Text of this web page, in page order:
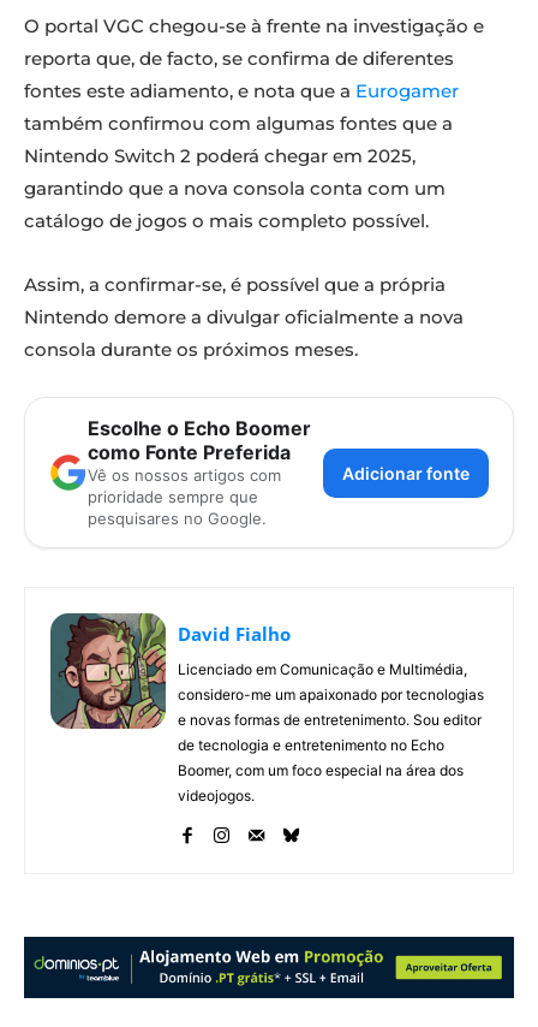
O portal VGC chegou-se à frente na investigação e
reporta que, de facto, se confirma de diferentes
fontes este adiamento, e nota que a Eurogamer
também confirmou com algumas fontes que a
Nintendo Switch 2 poderá chegar em 2025,
garantindo que a nova consola conta com um
catálogo de jogos o mais completo possível.
Assim, a confirmar-se, é possível que a própria
Nintendo demore a divulgar oficialmente a nova
consola durante os próximos meses.
Escolhe o Echo Boomer
como Fonte Preferida
Vê os nossos artigos com
prioridade sempre que
pesquisares no Google.
Adicionar fonte
David Fialho
Licenciado em Comunicação e Multimédia,
considero-me um apaixonado por tecnologias
e novas formas de entretenimento. Sou editor
de tecnologia e entretenimento no Echo
Boomer, com um foco especial na área dos
videojogos.